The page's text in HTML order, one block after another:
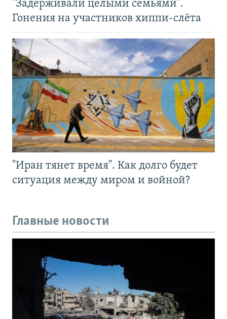
"Задерживали целыми семьями".
Гонения на участников хиппи-слёта
"Иран тянет время". Как долго будет
ситуация между миром и войной?
Главные новости